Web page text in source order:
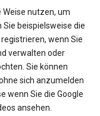
nutzen, um
Sie beispielsweise die
wenn Sie
verwalten oder
Sie können
sich anzumelden
wenn Sie die Google
ansehen.